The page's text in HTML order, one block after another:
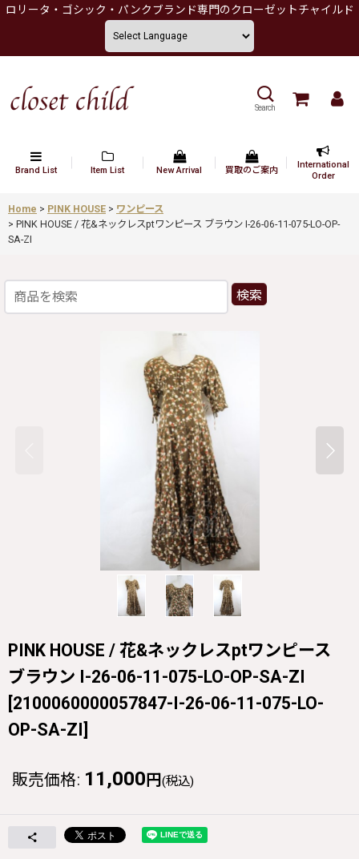
ロリータ・ゴシック・パンクブランド専門のクローゼットチャイルド
Search
Brand List Item List New Arrival 買取のご案内
International
Order
Home > PINK HOUSE > ワンピース
> PINK HOUSE / 花&ネックレスptワンピース ブラウン I-26-06-11-075-LO-OP-
SA-ZI
検索
PINK HOUSE / 花&ネックレスptワンピース
ブラウン I-26-06-11-075-LO-OP-SA-ZI
[2100060000057847-I-26-06-11-075-LO-
OP-SA-ZI]
販売価格: 11,000 円 (税込)